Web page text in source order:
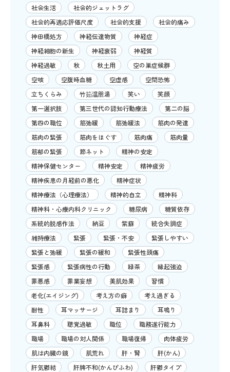
社会生活
社会的ジェットラグ
社会的再適応評価尺度
社会的支援
社会的痛み
神田橋処方
神経伝達物質
神経症
神経細胞の新生
神経衰弱
神経質
神経過敏
秋 秋土用
空の巣症候群
空咳
空腹時血糖 空虚感
空間恐怖
立ちくらみ
竹筎温胆湯 笑い
笑顔
第一選択肢
第三世代の認知行動療法
第二の脳
第四の職位
筋弛緩 筋弛緩法
筋肉の発達
筋肉の緊張
筋肉をほぐす 筋肉痛
筋肉量
筋郁の緊張
節ネット
精神の安定
精神保健センター
精神安定
精神疲労
精神疾患の月経前の悪化
精神症状
精神療法（心理療法）
精神的自立
精神科
精神科・心療内科クリニック
糖尿病
糖質依存
系統的脱感作法
納豆 紫蘇
統合失調症
維持療法
緊張 緊張・不安
緊張しやすい
緊張と弛緩
緊張の緩和
緊張性頭痛
緊張感
緊張病性の行動 緑茶
縁起強迫
罪悪感
罪業妄想 美肌効果
習慣
老化(エイジング)
考え方の癖
考え過ぎる
耐性
耳マッサージ 耳詰まり
耳鳴り
耳鼻科
聴覚過敏 職位
職務遂行能力
職場
職場の対人関係 職場復帰
肉体疲労
肌は内臓の鏡
肌荒れ 肝・腎
肝(かん)
肝気鬱結
肝脾不和(かんぴふわ)
肝鬱タイプ